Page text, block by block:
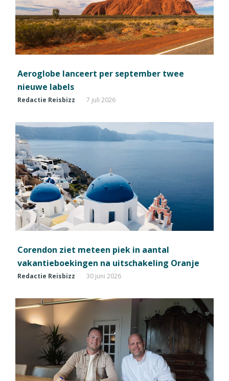
Aeroglobe lanceert per september twee
nieuwe labels
Redactie Reisbizz 7 juli 2026
Corendon ziet meteen piek in aantal
vakantieboekingen na uitschakeling Oranje
Redactie Reisbizz 30 juni 2026